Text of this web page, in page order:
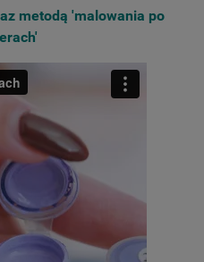
metodą 'malowania po